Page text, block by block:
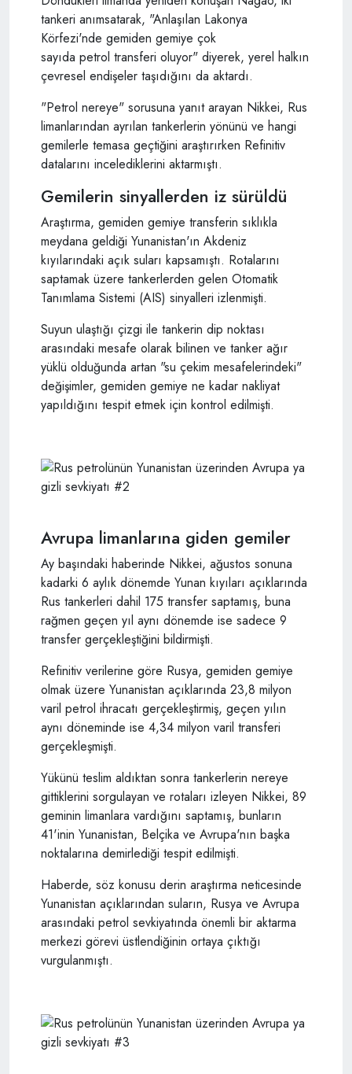
tankeri anımsatarak, "Anlaşılan Lakonya
Körfezi'nde gemiden gemiye çok
sayıda petrol transferi oluyor" diyerek, yerel halkın
çevresel endişeler taşıdığını da aktardı.
"Petrol nereye" sorusuna yanıt arayan Nikkei, Rus
limanlarından ayrılan tankerlerin yönünü ve hangi
gemilerle temasa geçtiğini araştırırken Refinitiv
datalarını incelediklerini aktarmıştı.
Gemilerin sinyallerden iz sürüldü
Araştırma, gemiden gemiye transferin sıklıkla
meydana geldiği Yunanistan'ın Akdeniz
kıyılarındaki açık suları kapsamıştı. Rotalarını
saptamak üzere tankerlerden gelen Otomatik
Tanımlama Sistemi (AIS) sinyalleri izlenmişti.
Suyun ulaştığı çizgi ile tankerin dip noktası
arasındaki mesafe olarak bilinen ve tanker ağır
yüklü olduğunda artan "su çekim mesafelerindeki"
değişimler, gemiden gemiye ne kadar nakliyat
yapıldığını tespit etmek için kontrol edilmişti.
Avrupa limanlarına giden gemiler
Ay başındaki haberinde Nikkei, ağustos sonuna
kadarki 6 aylık dönemde Yunan kıyıları açıklarında
Rus tankerleri dahil 175 transfer saptamış, buna
rağmen geçen yıl aynı dönemde ise sadece 9
transfer gerçekleştiğini bildirmişti.
Refinitiv verilerine göre Rusya, gemiden gemiye
olmak üzere Yunanistan açıklarında 23,8 milyon
varil petrol ihracatı gerçekleştirmiş, geçen yılın
aynı döneminde ise 4,34 milyon varil transferi
gerçekleşmişti.
Yükünü teslim aldıktan sonra tankerlerin nereye
gittiklerini sorgulayan ve rotaları izleyen Nikkei, 89
geminin limanlara vardığını saptamış, bunların
41'inin Yunanistan, Belçika ve Avrupa'nın başka
noktalarına demirlediği tespit edilmişti.
Haberde, söz konusu derin araştırma neticesinde
Yunanistan açıklarından suların, Rusya ve Avrupa
arasındaki petrol sevkiyatında önemli bir aktarma
merkezi görevi üstlendiğinin ortaya çıktığı
vurgulanmıştı.